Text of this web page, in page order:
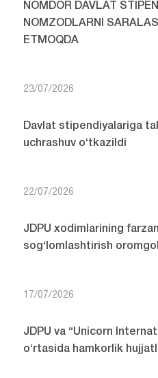
NOMDOR DAVLAT
NOMZODLARNI
ETMOQDA
23/07/2026
Davlat stipendiyalariga
uchrashuv o‘tkazildi
22/07/2026
JDPU xodimlarining
sog‘lomlashtirish
17/07/2026
JDPU va “Unicorn
o‘rtasida hamkorlik